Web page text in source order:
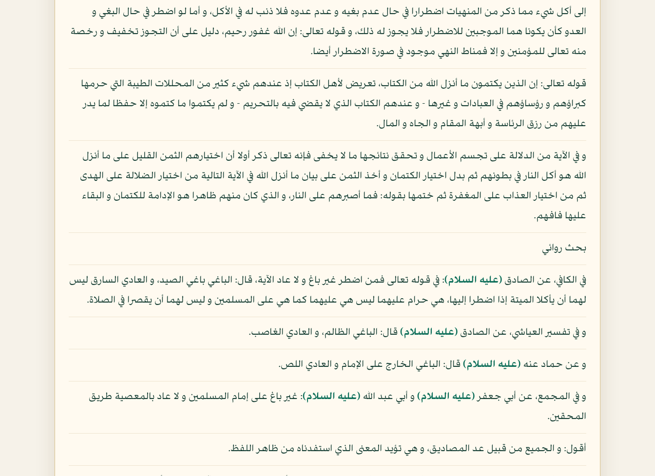
إلى أكل شيء مما ذكر من المنهيات اضطرارا في حال عدم بغيه و عدم عدوه فلا ذنب له في الأكل، و أما لو اضطر في حال البغي و
العدو كأن يكونا هما الموجبين للاضطرار فلا يجوز له ذلك، و قوله تعالى: إن الله غفور رحيم، دليل على أن التجوز تخفيف و رخصة
منه تعالى للمؤمنين و إلا فمناط النهي موجود في صورة الاضطرار أيضا.
قوله تعالى: إن الذين يكتمون ما أنزل الله من الكتاب، تعريض لأهل الكتاب إذ عندهم شيء كثير من المحللات الطيبة التي حرمها
كبراؤهم و رؤساؤهم في العبادات و غيرها - و عندهم الكتاب الذي لا يقضي فيه بالتحريم - و لم يكتموا ما كتموه إلا حفظا لما يدر
عليهم من رزق الرئاسة و أبهة المقام و الجاه و المال.
و في الآية من الدلالة على تجسم الأعمال و تحقق نتائجها ما لا يخفى فإنه تعالى ذكر أولا أن اختيارهم الثمن القليل على ما أنزل
الله هو أكل النار في بطونهم ثم بدل اختيار الكتمان و أخذ الثمن على بيان ما أنزل الله في الآية التالية من اختيار الضلالة على الهدى
ثم من اختيار العذاب على المغفرة ثم ختمها بقوله: فما أصبرهم على النار، و الذي كان منهم ظاهرا هو الإدامة للكتمان و البقاء
عليها فافهم.
بحث روائي
في الكافي، عن الصادق (عليه السلام): في قوله تعالى فمن اضطر غير باغ و لا عاد الآية، قال: الباغي باغي الصيد، و العادي السارق ليس
لهما أن يأكلا الميتة إذا اضطرا إليها، هي حرام عليهما ليس هي عليهما كما هي على المسلمين و ليس لهما أن يقصرا في الصلاة.
و في تفسير العياشي، عن الصادق (عليه السلام) قال: الباغي الظالم، و العادي الغاصب.
و عن حماد عنه (عليه السلام) قال: الباغي الخارج على الإمام و العادي اللص.
و في المجمع، عن أبي جعفر(عليه السلام) و أبي عبد الله (عليه السلام): غير باغ على إمام المسلمين و لا عاد بالمعصية طريق
المحقين.
أقول: و الجميع من قبيل عد المصاديق، و هي تؤيد المعنى الذي استفدناه من ظاهر اللفظ.